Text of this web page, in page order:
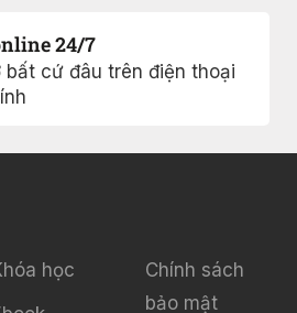
24/7
bất cứ đâu trên điện thoại
học
Chính sách
bảo mật